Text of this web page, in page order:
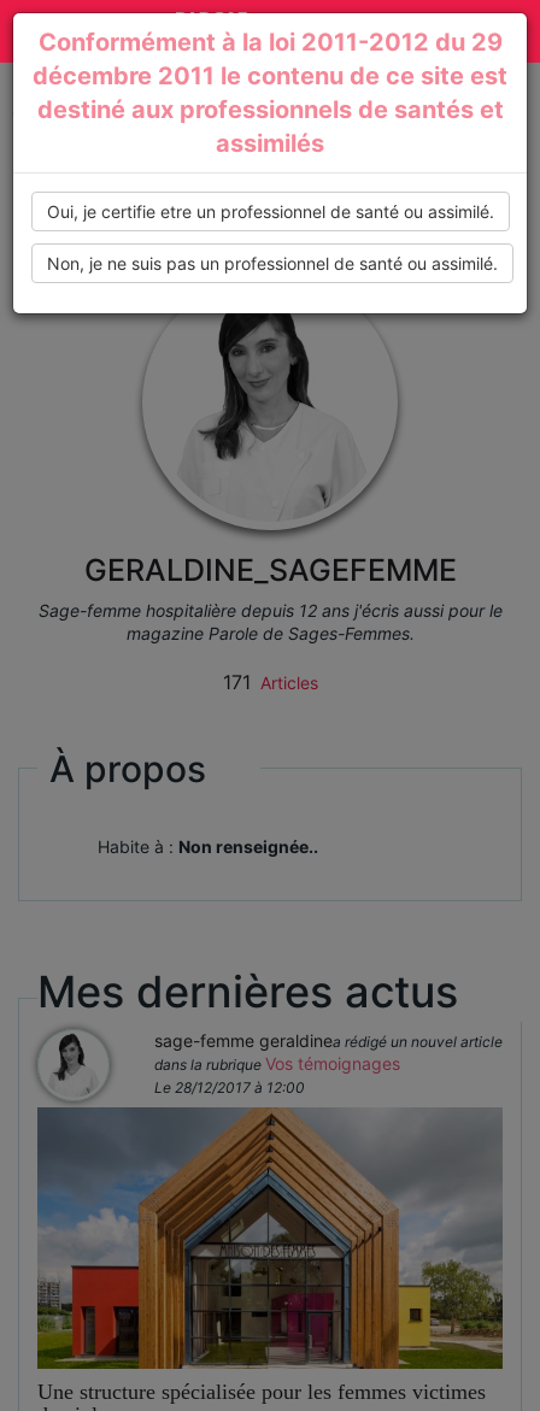
Toggle
navigation
Actualités
médicales,
dossiers
thématiques,
formations,
recommandations
Accueil Profil de : Geraldine_Sagefemme
GERALDINE_SAGEFEMME
Sage-femme hospitalière depuis 12 ans j'écris aussi pour le
magazine Parole de Sages-Femmes.
171 Articles
À propos
Habite à : Non renseignée..
Mes dernières actus
sage-femme geraldinea rédigé un nouvel article
dans la rubrique Vos témoignages
Le 28/12/2017 à 12:00
Une structure spécialisée pour les femmes victimes
Conformément à la loi 2011-2012 du 29
décembre 2011 le contenu de ce site est
destiné aux professionnels de santés et
assimilés
Oui, je certifie etre un professionnel de santé ou assimilé.
Non, je ne suis pas un professionnel de santé ou assimilé.